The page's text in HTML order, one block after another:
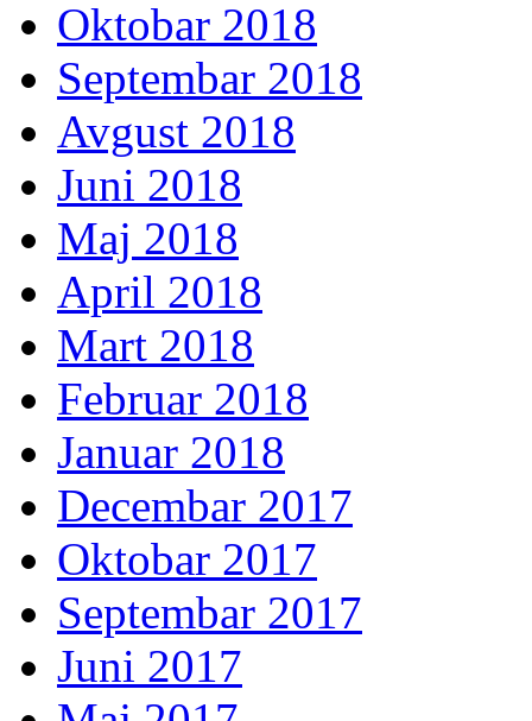
Oktobar 2018
Septembar 2018
Avgust 2018
Juni 2018
Maj 2018
April 2018
Mart 2018
Februar 2018
Januar 2018
Decembar 2017
Oktobar 2017
Septembar 2017
Juni 2017